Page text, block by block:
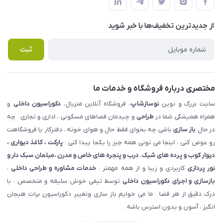
لیست محصولات
درباره ما
حریم خصوصی
راهنما
پرسش های متداول
از جدید‌ترین تخفیف‌ها با‌ خبر شوید
ثبت
مختصری درباره فروشگاه و خدمات ما
سایت بزرگ و نویننوسازشاپ، فروشگاه آنلاین متریال، دکوراسیون داخلی و
همراه همیشگی شما درطراحی و چیدمان فضاهای مسکونی ، اداری و تجاری . چه
در حال باز سازی باشی چه بخوای فقط حال و هوای خونه ، دفترکار یا فروشگاهت
رو عوض کنی ، اینجا می تونی همه چیز را یکجا پیدا کنی :پارکت ، کاغذ دیواری ،
دیوار کوب و پرده های شیک. درب و پنجره های خاص و مدرن ،مبلمان سبک دار و
نور پردازی کاربردی و زیبا و از همه مهمتر : خدمات مشاوره و طراحی داخلی ،
بازسازی و اجرای دکوراسیون داخلی توسط تیمی خوش سلیقه و متخصص ، با
درک دقیق از هر فضا . ما می خوایم باز سازی وتغییر دکوراسیون برات هیجان
انگیز ، آسون و بدون استرس باشه .